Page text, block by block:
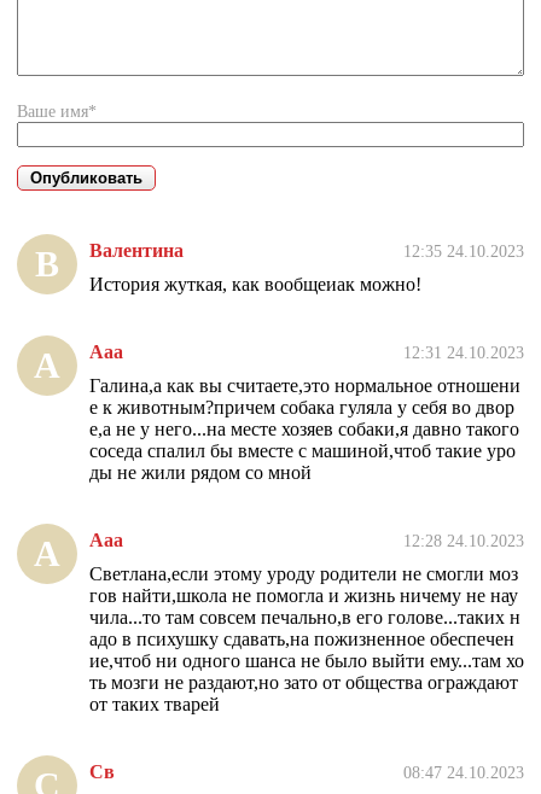
Ваше имя*
В Валентина 12:35 24.10.2023
История жуткая, как вообщеиак можно!
А Ааа 12:31 24.10.2023
Галина,а как вы считаете,это нормальное отношени
е к животным?причем собака гуляла у себя во двор
е,а не у него...на месте хозяев собаки,я давно такого
соседа спалил бы вместе с машиной,чтоб такие уро
ды не жили рядом со мной
А Ааа 12:28 24.10.2023
Светлана,если этому уроду родители не смогли моз
гов найти,школа не помогла и жизнь ничему не нау
чила...то там совсем печально,в его голове...таких н
адо в психушку сдавать,на пожизненное обеспечен
ие,чтоб ни одного шанса не было выйти ему...там хо
ть мозги не раздают,но зато от общества ограждают
от таких тварей
С Св 08:47 24.10.2023